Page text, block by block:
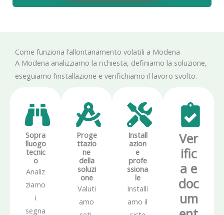
Come funziona l’allontanamento volatili a Modena
A Modena analizziamo la richiesta, definiamo la soluzione,
eseguiamo l’installazione e verifichiamo il lavoro svolto.
Sopra
lluogo
tecnic
o
Analiz
ziamo
i
segna
Proge
ttazio
ne
della
soluzi
one
Valuti
amo
Install
azion
e
profe
ssiona
le
Installi
amo il
Ver
ific
a e
doc
um